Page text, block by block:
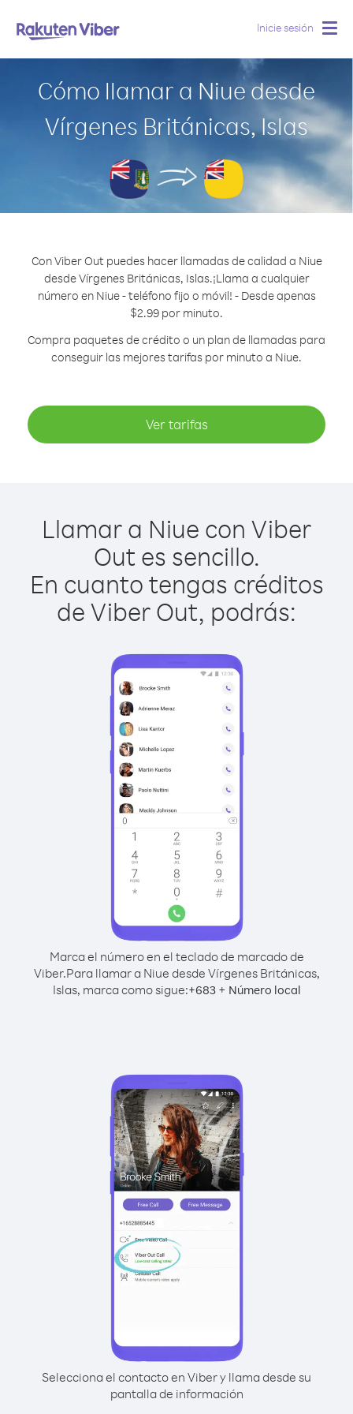
Inicie sesión
Cómo llamar a Niue desde
Vírgenes Británicas, Islas
Con Viber Out puedes hacer llamadas de calidad a Niue
desde Vírgenes Británicas, Islas.¡Llama a cualquier
número en Niue - teléfono fijo o móvil! - Desde apenas
$2.99 por minuto.
Compra paquetes de crédito o un plan de llamadas para
conseguir las mejores tarifas por minuto a Niue.
Ver tarifas
Llamar a Niue con Viber
Out es sencillo.
En cuanto tengas créditos
de Viber Out, podrás:
Marca el número en el teclado de marcado de
Viber.Para llamar a Niue desde Vírgenes Británicas,
Islas, marca como sigue:+683+ Número local
Selecciona el contacto en Viber y llama desde su
pantalla de información